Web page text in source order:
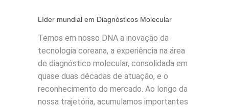
Líder mundial em Diagnósticos Molecular
Temos em nosso DNA a inovação da
tecnologia coreana, a experiência na área
de diagnóstico molecular, consolidada em
quase duas décadas de atuação, e o
reconhecimento do mercado. Ao longo da
nossa trajetória, acumulamos importantes